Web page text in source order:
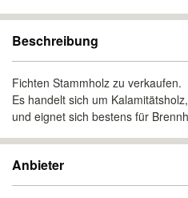
Beschreibung
Fichten Stammholz zu verkaufen.
Es handelt sich um
und eignet sich bestens für
Anbieter